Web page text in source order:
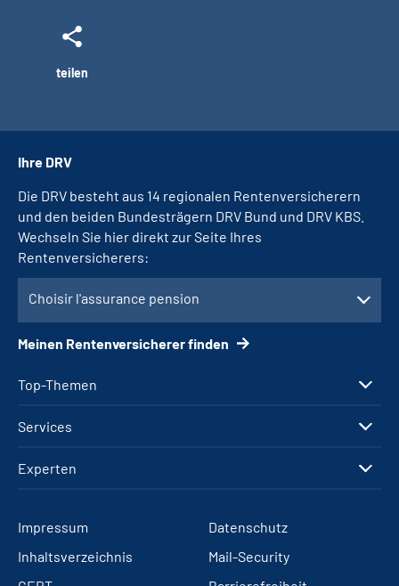
teilen
Top-Themen
Services
Experten
Ihre DRV
Die DRV besteht aus 14 regionalen Rentenversicherern
und den beiden Bundesträgern DRV Bund und DRV KBS.
Wechseln Sie hier direkt zur Seite Ihres
Rentenversicherers:
Choisir l'assurance pension
Meinen Rentenversicherer finden
Impressum
Datenschutz
Inhaltsverzeichnis
Mail-Security